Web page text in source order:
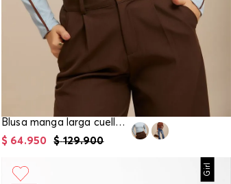
Blusa manga larga cuello alto para mujer
$ 129.900
$ 64.950
Girl